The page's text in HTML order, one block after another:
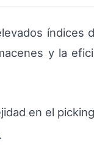
índices
y la
en el